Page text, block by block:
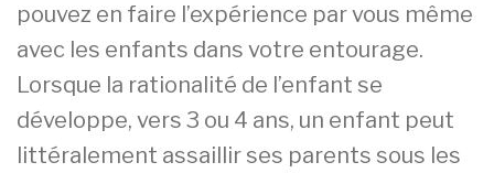
pouvez en faire l’expérience par vous même
avec les enfants dans votre entourage.
Lorsque la rationalité de l’enfant se
développe, vers 3 ou 4 ans, un enfant peut
littéralement assaillir ses parents sous les